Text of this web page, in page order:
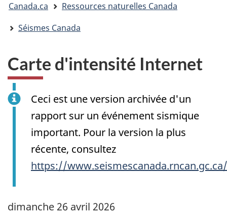
êtes
ici
Canada.ca
Ressources naturelles Canada
Séismes Canada
Carte d'intensité Internet
Ceci est une version archivée d'un
rapport sur un événement sismique
important. Pour la version la plus
récente, consultez
https://
dimanche 26 avril 2026